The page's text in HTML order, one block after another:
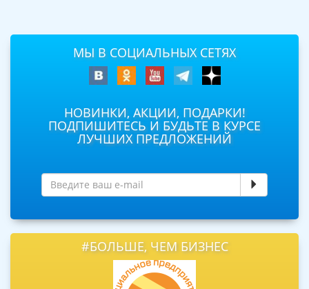
МЫ В СОЦИАЛЬНЫХ СЕТЯХ
НОВИНКИ, АКЦИИ, ПОДАРКИ!
ПОДПИШИТЕСЬ И БУДЬТЕ В КУРСЕ
ЛУЧШИХ ПРЕДЛОЖЕНИЙ
#БОЛЬШЕ, ЧЕМ БИЗНЕС